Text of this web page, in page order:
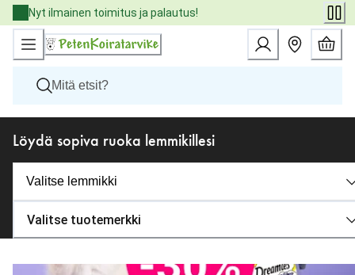
Skip
to
Content
Nyt ilmainen toimitus ja palautus!
Koirat
Kissat
Pieneläimet
Eläinlääkäriruoat
Tuotemerkit
Uutuudet
Löydä sopiva ruoka lemmikillesi
Valitse tuotemerkki